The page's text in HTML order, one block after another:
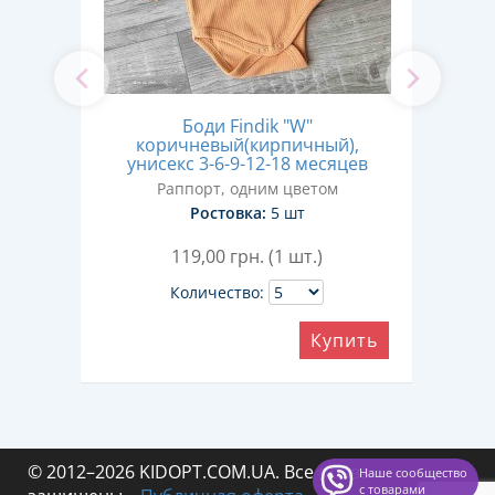
Боди Findik "W"
коричневый(кирпичный),
унисекс 3-6-9-12-18 месяцев
Раппорт, одним цветом
Ростовка: 5 шт
119,00 грн. (1 шт.)
Количество:
Купить
© 2012–2026 KIDOPT.COM.UA. Все праваНаше сообщество
с товарами